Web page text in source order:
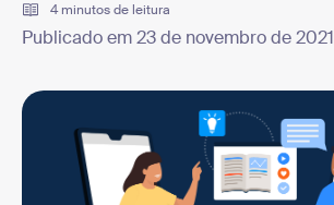
4 minutos de leitura
Publicado em 23 de novembro de 2021